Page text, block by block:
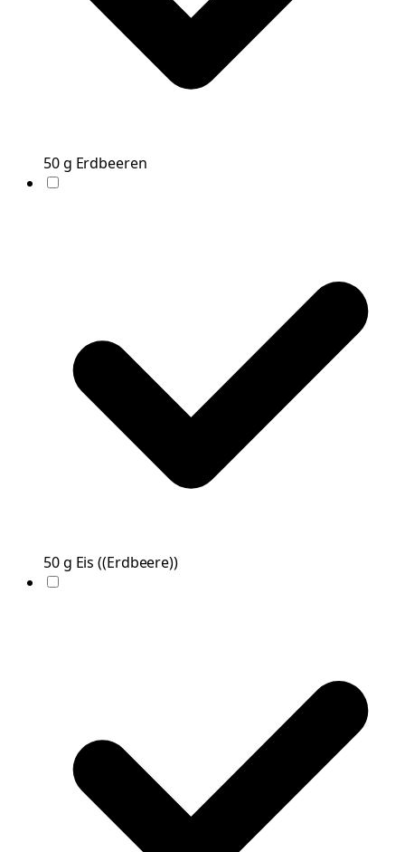
50g Erdbeeren
50g Eis ((Erdbeere))